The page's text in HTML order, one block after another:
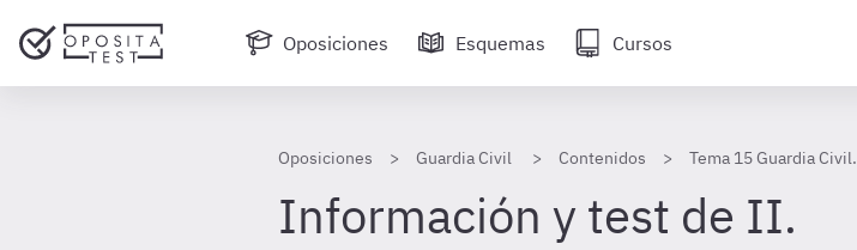
Oposiciones Esquemas Cursos
Oposiciones Guardia Civil Contenidos Tema 15 Guardia
Información y test de II.